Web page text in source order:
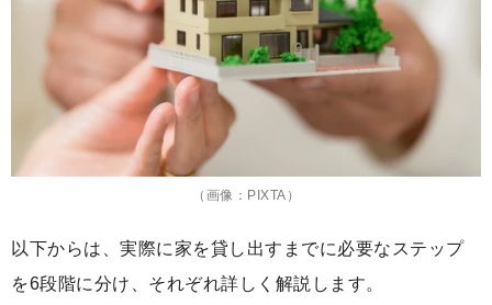
（画像：PIXTA）
以下からは、実際に家を貸し出すまでに必要なステップ
を6段階に分け、それぞれ詳しく解説します。